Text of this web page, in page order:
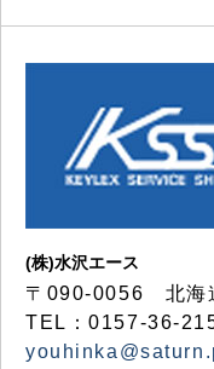
(株)水沢エース
〒090-0056 北海
TEL：0157-36-